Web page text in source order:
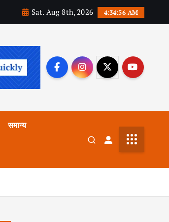
Sat. Aug 8th, 2026 4:34:57 AM
समान्य